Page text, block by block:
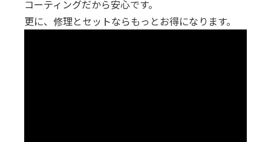
コーティングだから安心です。
更に、修理とセットならもっとお得になります。